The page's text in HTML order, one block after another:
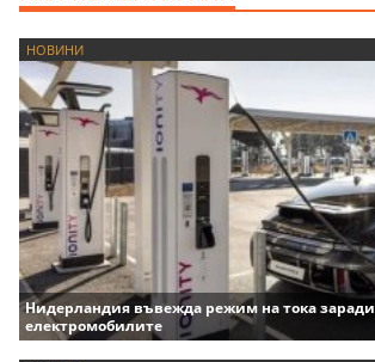
НОВИНИ
Нидерландия въвежда режим на тока заради
електромобилите